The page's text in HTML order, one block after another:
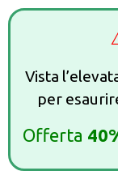
Vista
per
Offerta